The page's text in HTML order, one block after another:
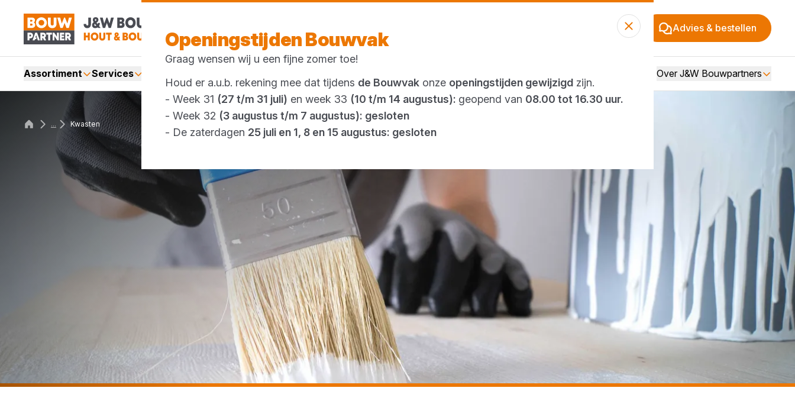
Advies & bestellen
Assortiment Services Over J&W Bouwpartners
... Kwasten
Openingstijden Bouwvak
Graag wensen wij u een fijne zomer toe!
Houd er a.u.b. rekening mee dat tijdens de Bouwvak onze openingstijden gewijzigd zijn.
- Week 31 (27 t/m 31 juli) en week 33 (10 t/m 14 augustus): geopend van 08.00 tot 16.30 uur.
- Week 32 (3 augustus t/m 7 augustus): gesloten
- De zaterdagen 25 juli en 1, 8 en 15 augustus: gesloten